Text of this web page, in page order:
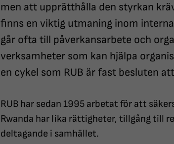
men att upprätthålla den styrkan
finns en viktig utmaning inom
går ofta till påverkansarbete och
verksamheter som kan hjälpa
en cykel som RUB är fast besluten
RUB har sedan 1995 arbetat för att
Rwanda har lika rättigheter, tillgång till
deltagande i samhället.